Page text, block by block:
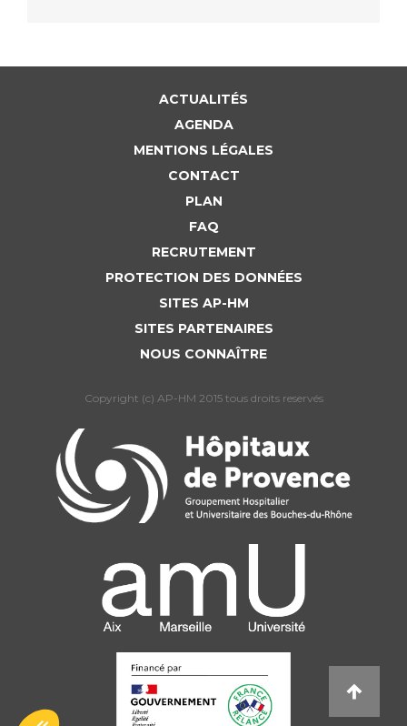
ACTUALITÉS
AGENDA
MENTIONS LÉGALES
CONTACT
PLAN
FAQ
RECRUTEMENT
PROTECTION DES DONNÉES
SITES AP-HM
SITES PARTENAIRES
NOUS CONNAÎTRE
Copyright (c) AP-HM 2015 tous droits reservés